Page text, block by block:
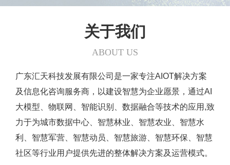
关于我们
ABOUT US
广东汇天科技发展有限公司是一家专注AIOT解决方案
及信息化咨询服务商，以建设智慧为企业愿景，通过AI
大模型、物联网、智能识别、数据融合等技术的应用,致
力于为城市数据中心、智慧林业、智慧农业、智慧水
利、智慧军营、智慧动员、智慧旅游、智慧环保、智慧
社区等行业用户提供先进的整体解决方案及运营模式。